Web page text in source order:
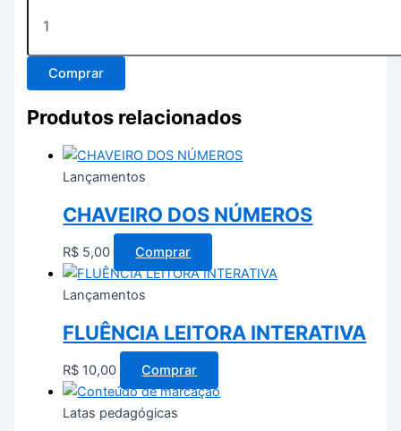
Comprar
Produtos relacionados
Lançamentos
CHAVEIRO DOS NÚMEROS
R$ 5,00 Comprar
Lançamentos
FLUÊNCIA LEITORA INTERATIVA
R$ 10,00 Comprar
Latas pedagógicas